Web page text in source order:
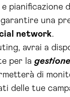
e pianificazione
una
network.
avrai a
per la
di
delle tue